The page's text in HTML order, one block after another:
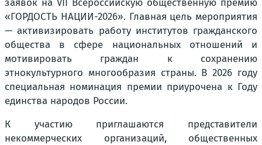
заявок на VII Всероссийскую общественную премию
«ГОРДОСТЬ НАЦИИ-2026». Главная цель мероприятия
— активизировать работу институтов гражданского
общества в сфере национальных отношений и
мотивировать граждан к сохранению
этнокультурного многообразия страны. В 2026 году
специальная номинация премии приурочена к Году
единства народов России.
К участию приглашаются представители
некоммерческих организаций, общественных